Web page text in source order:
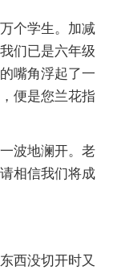
个学生。加减
们已是六年级
嘴角浮起了一
便是您兰花指
波地澜开。老
相信我们将成
西没切开时又